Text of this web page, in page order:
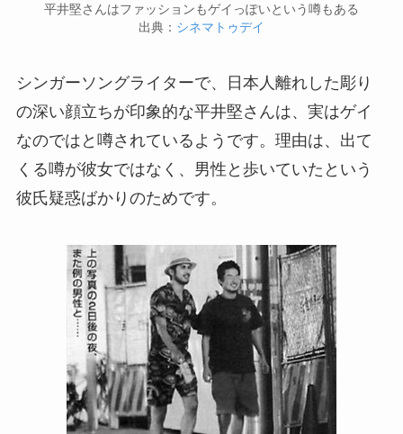
平井堅さんはファッションもゲイっぽいという噂もある
出典： シネマトゥデイ
シンガーソングライターで、日本人離れした彫り
の深い顔立ちが印象的な平井堅さんは、実はゲイ
なのではと噂されているようです。理由は、出て
くる噂が彼女ではなく、男性と歩いていたという
彼氏疑惑ばかりのためです。